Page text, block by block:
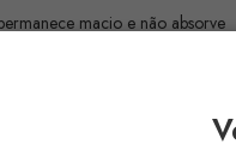
macio e não absorve
é especialista na área. Os
sozinhos ou com ou sem
a aumentar a estimulação